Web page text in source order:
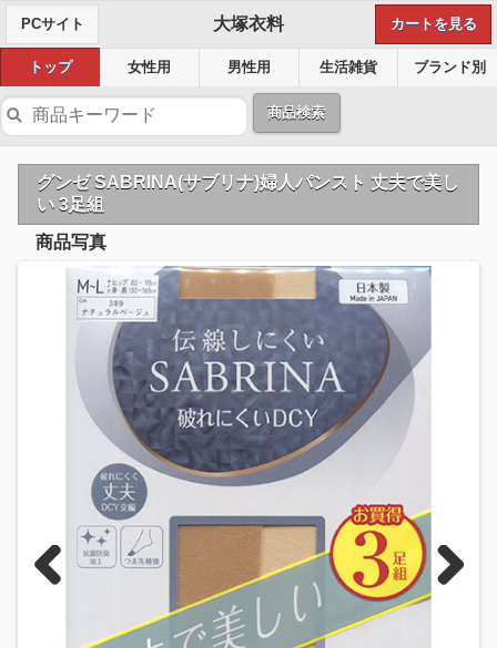
PCサイト 大塚衣料 カートを見る
トップ 女性用 男性用 生活雑貨 ブランド別
商品検索
グンゼ SABRINA(サブリナ)婦人パンスト 丈夫で美し
い 3足組
商品写真
Next